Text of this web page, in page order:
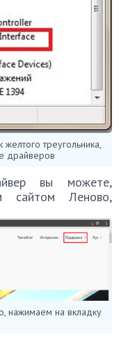
треугольника,
драйверов
вы можете,
сайтом Леново,
нажимаем на вкладку